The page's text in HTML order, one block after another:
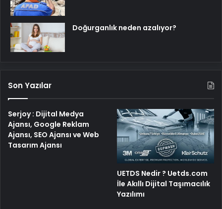
Doğurganlık neden azalıyor?
Son Yazılar
Serjoy : Dijital Medya
Ajansı, Google Reklam
Ajansı, SEO Ajansı ve Web
Tasarım Ajansı
UETDS Nedir ? Uetds.com
İle Akıllı Dijital Taşımacılık
Yazılımı